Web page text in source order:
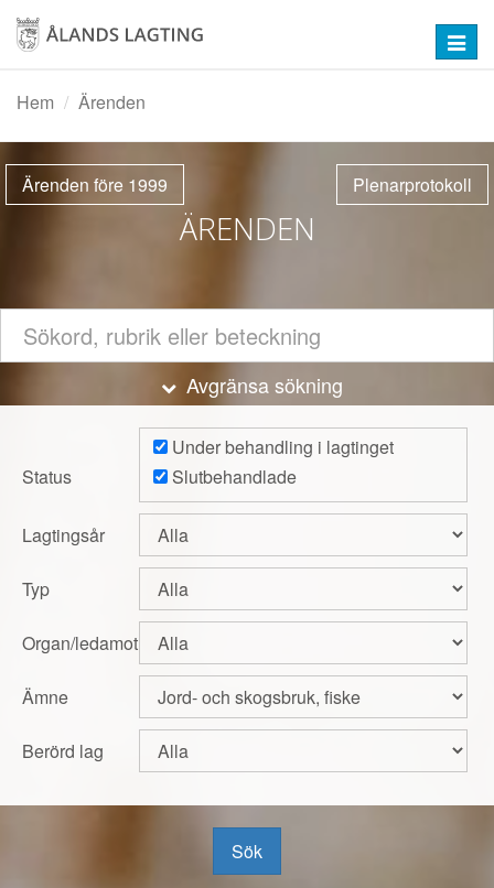
Hoppa
huvudinnehåll
Hem
Ärenden
Ärenden före 1999 Plenarprotokoll
ÄRENDEN
Dölj
Avgränsa sökning
Status
Under behandling i lagtinget
Slutbehandlade
Lagtingsår
Typ
Organ/ledamot
Ämne
Berörd lag
Sök